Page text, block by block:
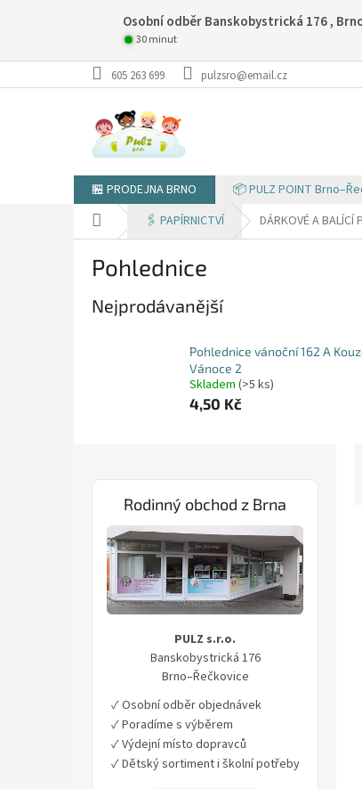
Osobní odběr Banskobystrická 176 ,
30 minut
605 263 699 pulzsro@email.cz
🏪 PRODEJNA BRNO 📦 PULZ POINT
🖇️ PAPÍRNICTVÍ DÁRKOVÉ A BALÍCÍ
Pohlednice
Nejprodávanější
Pohlednice vánoční 162 A
Vánoce 2
Skladem (>5 ks)
4,50 Kč
Rodinný obchod z Brna
PULZ s.r.o.
Banskobystrická 176
Brno–Řečkovice
✓ Osobní odběr objednávek
✓ Poradíme s výběrem
✓ Výdejní místo dopravců
✓ Dětský sortiment i školní potřeby